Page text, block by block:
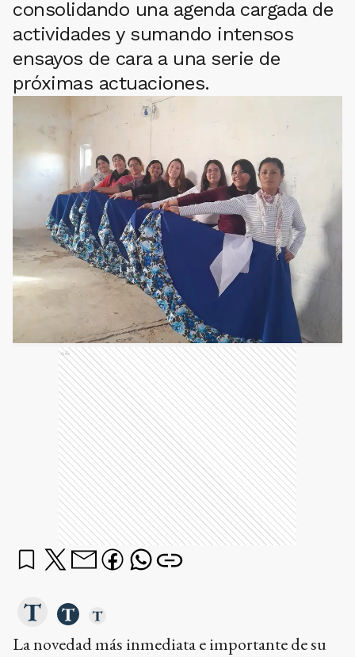
consolidando una agenda cargada de
actividades y sumando intensos
ensayos de cara a una serie de
próximas actuaciones.
Ads
La novedad más inmediata e importante de su